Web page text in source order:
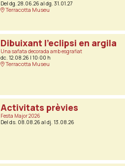
Del dg. 28.06.26 al dg. 31.01.27
Terracotta Museu
Dibuixant l’eclipsi en argila
Una safata decorada amb esgrafiat
dc. 12.08.26 | 10:00 h
Terracotta Museu
Activitats prèvies
Festa Major 2026
Del ds. 08.08.26 al dj. 13.08.26